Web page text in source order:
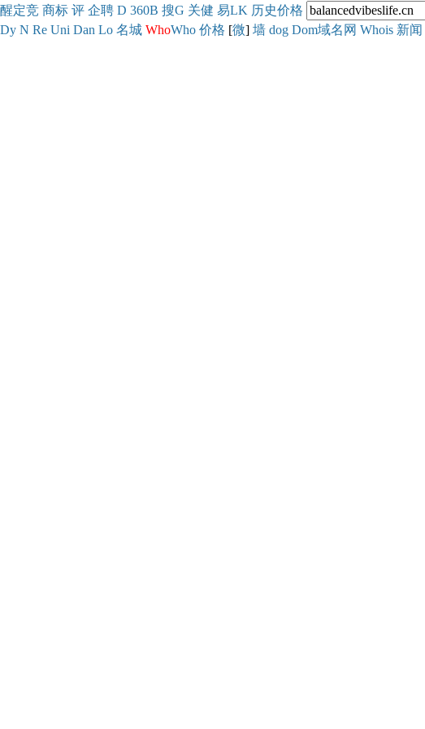
醒定竞 商标 评 企聘 D 360B 搜G 关健 易LK 历史价格
Dy N Re Uni Dan Lo 名城 WhoWho 价格 [微] 墙 dog Dom域名网 Whois 新闻